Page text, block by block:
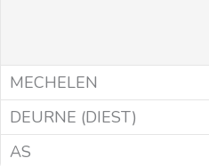
MECHELEN
DEURNE (DIEST)
AS